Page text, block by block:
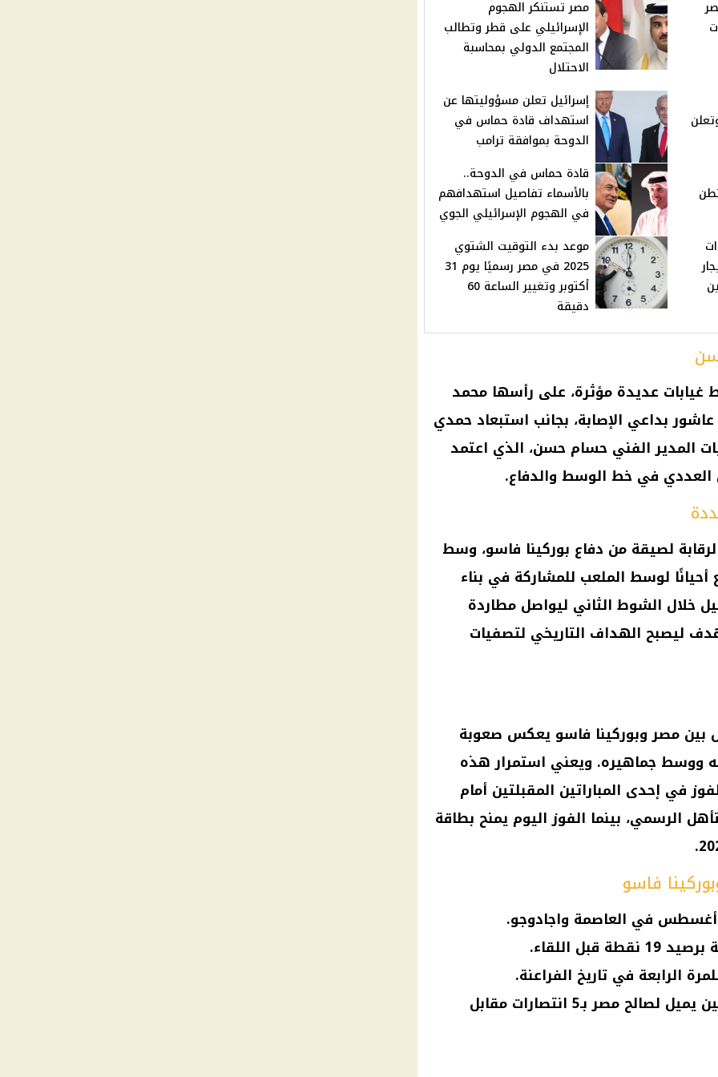
مصر تستنكر الهجوم
الإسرائيلي على قطر وتطالب
المجتمع الدولي بمحاسبة
الاحتلال
إسرائيل تعلن مسؤوليتها عن
استهداف قادة حماس في
الدوحة بموافقة ترامب
قادة حماس في الدوحة..
بالأسماء تفاصيل استهدافهم
في الهجوم الإسرائيلي الجوي
موعد بدء التوقيت الشتوي
2025 في مصر رسميًا يوم 31
أكتوبر وتغيير الساعة 60
دقيقة
غيابات عديدة مؤثرة، على رأسها محمد
بداعي الإصابة، بجانب استبعاد حمدي
المدير الفني حسام حسن، الذي اعتمد
في خط الوسط والدفاع.
لصيقة من دفاع بوركينا فاسو، وسط
أحيانًا لوسط الملعب للمشاركة في بناء
خلال الشوط الثاني ليواصل مطاردة
هدف ليصبح الهداف التاريخي لتصفيات
بين مصر وبوركينا فاسو يعكس صعوبة
ووسط جماهيره. ويعني استمرار هذه
في إحدى المباراتين المقبلتين أمام
الرسمي، بينما الفوز اليوم يمنح بطاقة
.
فاسو
اللقاء.
الرابعة في تاريخ الفراعنة.
تاريخ المواجهات بين الفريقين يميل لصالح مصر بـ5 انتصارات مقابل